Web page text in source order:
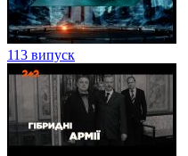
113 випуск